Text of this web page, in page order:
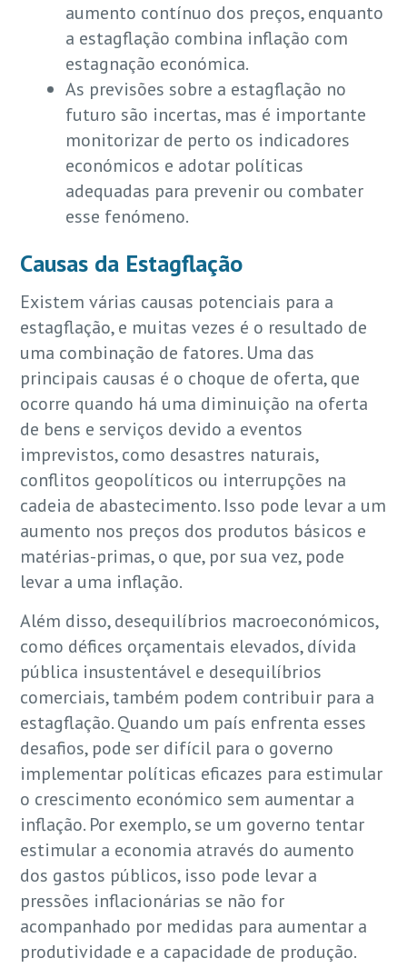
aumento contínuo dos preços, enquanto
a estagflação combina inflação com
estagnação económica.
As previsões sobre a estagflação no
futuro são incertas, mas é importante
monitorizar de perto os indicadores
económicos e adotar políticas
adequadas para prevenir ou combater
esse fenómeno.
Causas da Estagflação
Existem várias causas potenciais para a
estagflação, e muitas vezes é o resultado de
uma combinação de fatores. Uma das
principais causas é o choque de oferta, que
ocorre quando há uma diminuição na oferta
de bens e serviços devido a eventos
imprevistos, como desastres naturais,
conflitos geopolíticos ou interrupções na
cadeia de abastecimento. Isso pode levar a um
aumento nos preços dos produtos básicos e
matérias-primas, o que, por sua vez, pode
levar a uma inflação.
Além disso, desequilíbrios macroeconómicos,
como défices orçamentais elevados, dívida
pública insustentável e desequilíbrios
comerciais, também podem contribuir para a
estagflação. Quando um país enfrenta esses
desafios, pode ser difícil para o governo
implementar políticas eficazes para estimular
o crescimento económico sem aumentar a
inflação. Por exemplo, se um governo tentar
estimular a economia através do aumento
dos gastos públicos, isso pode levar a
pressões inflacionárias se não for
acompanhado por medidas para aumentar a
produtividade e a capacidade de produção.